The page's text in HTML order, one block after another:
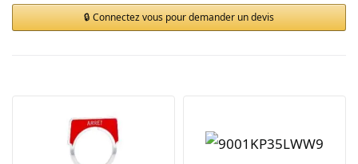
Connectez vous pour demander un devis